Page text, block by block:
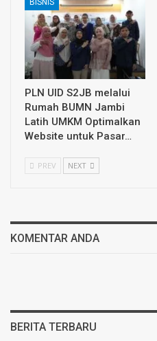
BISNIS
PLN UID S2JB melalui
Rumah BUMN Jambi
Latih UMKM Optimalkan
Website untuk Pasar…
PREV NEXT
KOMENTAR ANDA
BERITA TERBARU